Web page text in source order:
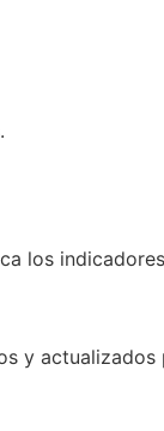
los
y actualizados